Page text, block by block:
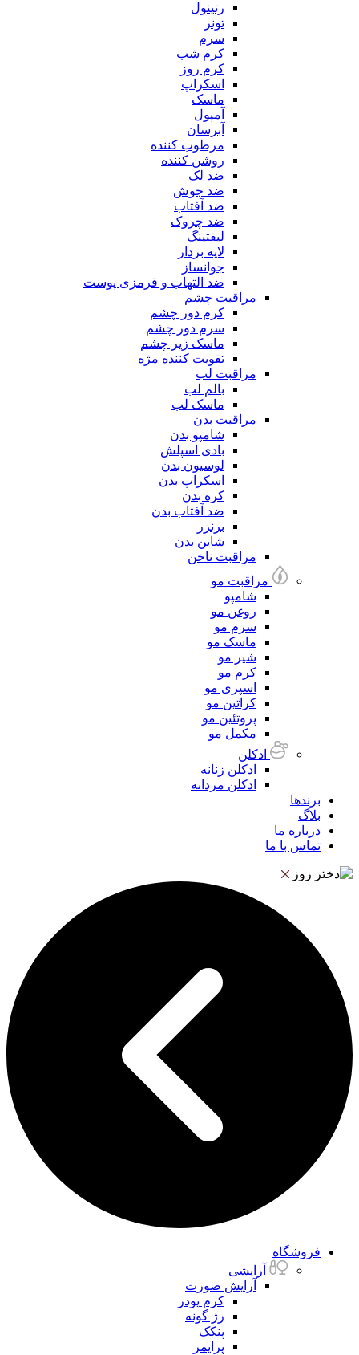
رتینول
تونر
سرم
کرم شب
کرم روز
اسکراپ
ماسک
آمپول
آبرسان
مرطوب کننده
روشن کننده
ضد لک
ضد جوش
ضد آفتاب
ضد چروک
لیفتینگ
لایه بردار
جوانساز
ضد التهاب و قرمزی پوست
مراقبت چشم
کرم دور چشم
سرم دور چشم
ماسک زیر چشم
تقویت کننده مژه
مراقبت لب
بالم لب
ماسک لب
مراقبت بدن
شامپو بدن
بادی اسپلش
لوسیون بدن
اسکراپ بدن
کره بدن
ضد آفتاب بدن
برنزر
شاین بدن
مراقبت ناخن
مراقبت مو
شامپو
روغن مو
سرم مو
ماسک مو
شیر مو
کرم مو
اسپری مو
کراتین مو
پروتئین مو
مکمل مو
ادکلن
ادکلن زنانه
ادکلن مردانه
برندها
بلاگ
درباره ما
تماس با ما
فروشگاه
آرایشی
آرایش صورت
کرم پودر
رژ گونه
پنکک
پرایمر